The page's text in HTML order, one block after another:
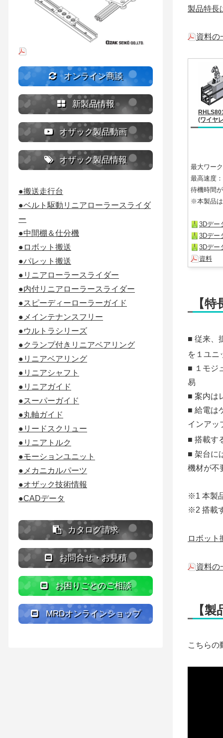
製品特長
資料の
(ワイヤ
最大ワー
最高速度
待機時間
※本製品
3Dデー
3Dデー
3Dデー
資料
【特
■ 従来、
を１ユニ
■ １モジ
易
■ 案内は
■ 給電は
インアッ
■ 搭載す
■ 架台に
機材が不
※1 本製
※2 搭載
ロボット
資料の
【
こちらの
オンライン商談
新製品情報
オザック製品動画
オザック製品情報
●搬送走行台
●ベルト駆動リニアローラースライダ
ー
●中間棚＆仕分機
●ロボット搬送
●パレット搬送
●リニアローラースライダー
●内付リニアローラースライダー
●スピーディーローラーガイド
●メインテナンスフリー
●ウルトラシリーズ
●クランプ付きリニアベアリング
●リニアベアリング
●リニアシャフト
●リニアガイド
●スーパーガイド
●丸軸ガイド
●リードスクリュー
●リニアトルク
●モーションユニット
●メカニカルパーツ
●オザック技術情報
●CADデータ
カタログ請求
お問合せ・お見積
お困りごとのご相談
MRDオンラインショップ